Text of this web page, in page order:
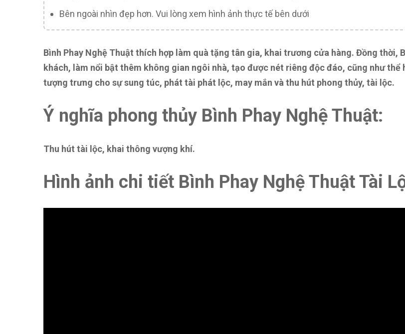
Bên ngoài nhìn đẹp hơn. Vui lòng xem hình ảnh thực tế bên dưới
Bình Phay Nghệ Thuật thích hợp làm quà tặng tân gia, khai trương cửa hàng. Đồng thời,
khách, làm nổi bật thêm không gian ngôi nhà, tạo được nét riêng độc đáo, cũng như thể
tượng trưng cho sự sung túc, phát tài phát lộc, may mắn và thu hút phong thủy, tài lộc.
Ý nghĩa phong thủy Bình Phay Nghệ Thuật:
Thu hút tài lộc, khai thông vượng khí.
Hình ảnh chi tiết Bình Phay Nghệ Thuật Tài